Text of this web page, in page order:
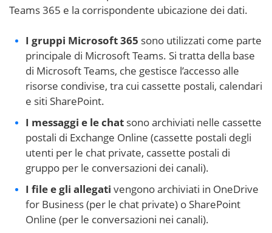
Teams 365 e la corrispondente ubicazione dei dati.
I gruppi Microsoft 365 sono utilizzati come parte
principale di Microsoft Teams. Si tratta della base
di Microsoft Teams, che gestisce l’accesso alle
risorse condivise, tra cui cassette postali, calendari
e siti SharePoint.
I messaggi e le chat sono archiviati nelle cassette
postali di Exchange Online (cassette postali degli
utenti per le chat private, cassette postali di
gruppo per le conversazioni dei canali).
I file e gli allegati vengono archiviati in OneDrive
for Business (per le chat private) o SharePoint
Online (per le conversazioni nei canali).